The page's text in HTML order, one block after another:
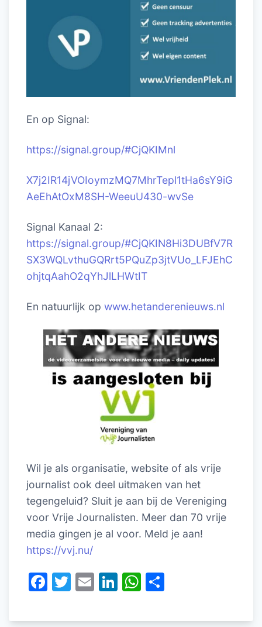
En op Signal:
https://signal.group/#CjQKIMnl
X7j2IR14jVOIoymzMQ7MhrTepl1tHa6sY9iG
AeEhAtOxM8SH-WeeuU430-wvSe
Signal Kanaal 2:
https://signal.group/#CjQKIN8Hi3DUBfV7R
SX3WQLvthuGQRrt5PQuZp3jtVUo_LFJEhC
ohjtqAahO2qYhJlLHWtIT
En natuurlijk op www.hetanderenieuws.nl
Wil je als organisatie, website of als vrije
journalist ook deel uitmaken van het
tegengeluid? Sluit je aan bij de Vereniging
voor Vrije Journalisten. Meer dan 70 vrije
media gingen je al voor. Meld je aan!
https://vvj.nu/
F
c
T
itt
E
ai
Li
k
W
at e